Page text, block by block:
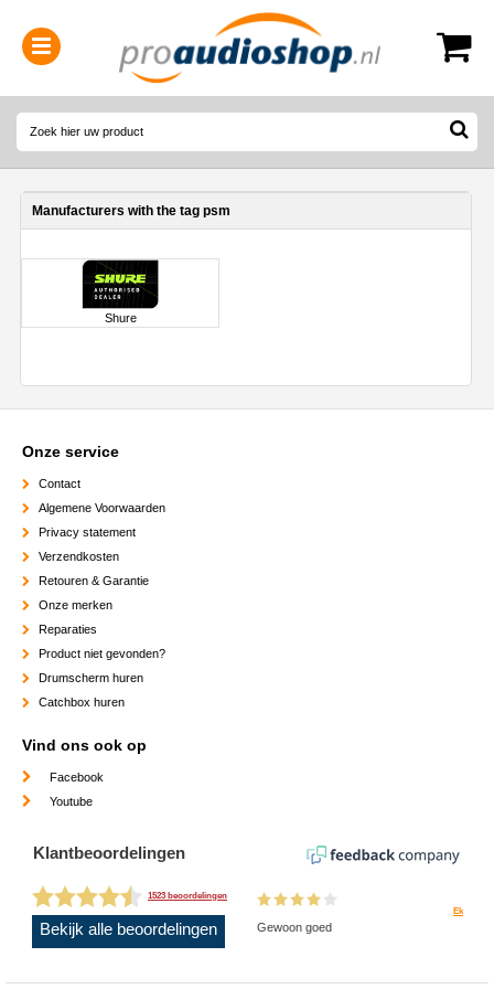
0314-364515
Manufacturers with the tag psm
Shure
Onze service
Contact
Algemene Voorwaarden
Privacy statement
Verzendkosten
Retouren & Garantie
Onze merken
Reparaties
Product niet gevonden?
Drumscherm huren
Catchbox huren
Vind ons ook op
Facebook
Youtube
Klantbeoordelingen
1523 beoordelingen
Bekijk alle beoordelingen
Ek
Gewoon goed